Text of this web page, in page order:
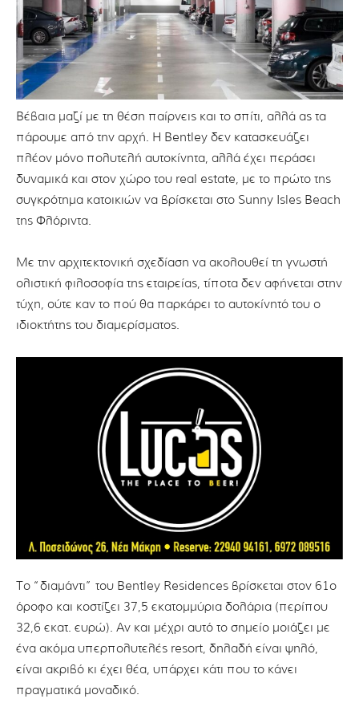
Βέβαια μαζί με τη θέση παίρνεις και το σπίτι, αλλά ας τα
πάρουμε από την αρχή. Η Bentley δεν κατασκευάζει
πλέον μόνο πολυτελή αυτοκίνητα, αλλά έχει περάσει
δυναμικά και στον χώρο του real estate, με το πρώτο της
συγκρότημα κατοικιών να βρίσκεται στο Sunny Isles Beach
της Φλόριντα.
Με την αρχιτεκτονική σχεδίαση να ακολουθεί τη γνωστή
ολιστική φιλοσοφία της εταιρείας, τίποτα δεν αφήνεται στην
τύχη, ούτε καν το πού θα παρκάρει το αυτοκίνητό του ο
ιδιοκτήτης του διαμερίσματος.
Το “διαμάντι” του Bentley Residences βρίσκεται στον 61ο
όροφο και κοστίζει 37,5 εκατομμύρια δολάρια (περίπου
32,6 εκατ. ευρώ). Αν και μέχρι αυτό το σημείο μοιάζει με
ένα ακόμα υπερπολυτελές resort, δηλαδή είναι ψηλό,
είναι ακριβό κι έχει θέα, υπάρχει κάτι που το κάνει
πραγματικά μοναδικό.